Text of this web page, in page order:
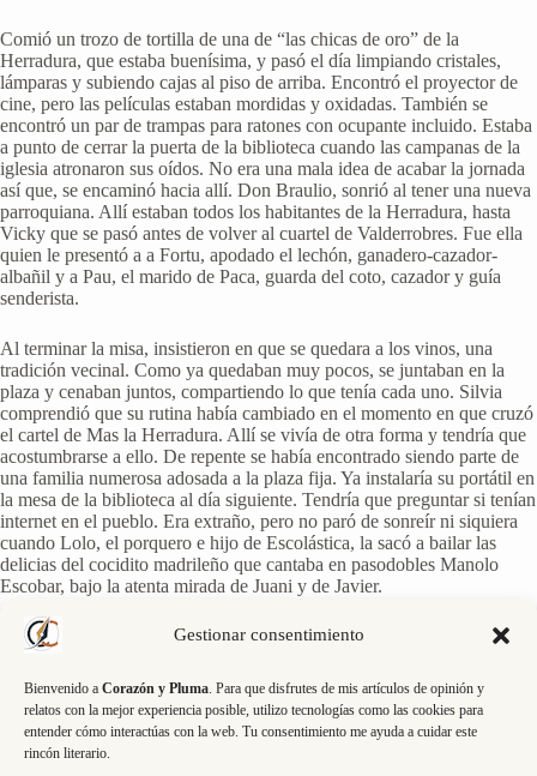
Gestionar consentimiento
Bienvenido a Corazón y Pluma. Para que disfrutes de mis artículos de opinión y
relatos con la mejor experiencia posible, utilizo tecnologías como las cookies para
entender cómo interactúas con la web. Tu consentimiento me ayuda a cuidar este
rincón literario.
Comió un trozo de tortilla de una de “las chicas de oro” de la
Herradura, que estaba buenísima, y pasó el día limpiando cristales,
lámparas y subiendo cajas al piso de arriba. Encontró el proyector de
cine, pero las películas estaban mordidas y oxidadas. También se
encontró un par de trampas para ratones con ocupante incluido. Estaba
a punto de cerrar la puerta de la biblioteca cuando las campanas de la
iglesia atronaron sus oídos. No era una mala idea de acabar la jornada
así que, se encaminó hacia allí. Don Braulio, sonrió al tener una nueva
parroquiana. Allí estaban todos los habitantes de la Herradura, hasta
Vicky que se pasó antes de volver al cuartel de Valderrobres. Fue ella
quien le presentó a a Fortu, apodado el lechón, ganadero-cazador-
albañil y a Pau, el marido de Paca, guarda del coto, cazador y guía
senderista.
Al terminar la misa, insistieron en que se quedara a los vinos, una
tradición vecinal. Como ya quedaban muy pocos, se juntaban en la
plaza y cenaban juntos, compartiendo lo que tenía cada uno. Silvia
comprendió que su rutina había cambiado en el momento en que cruzó
el cartel de Mas la Herradura. Allí se vivía de otra forma y tendría que
acostumbrarse a ello. De repente se había encontrado siendo parte de
una familia numerosa adosada a la plaza fija. Ya instalaría su portátil en
la mesa de la biblioteca al día siguiente. Tendría que preguntar si tenían
internet en el pueblo. Era extraño, pero no paró de sonreír ni siquiera
cuando Lolo, el porquero e hijo de Escolástica, la sacó a bailar las
delicias del cocidito madrileño que cantaba en pasodobles Manolo
Escobar, bajo la atenta mirada de Juani y de Javier.
¿Continuará? Suscríbete y descúbrelo 😉